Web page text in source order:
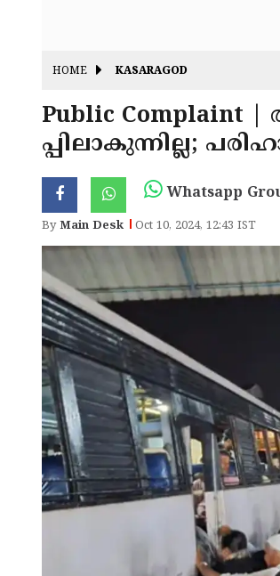
HOME KASARAGOD
Public Complaint |
പ്പിലാകുന്നില്ല;
Whatsapp
ByMain Desk Oct 10, 2024, 12:43 IST